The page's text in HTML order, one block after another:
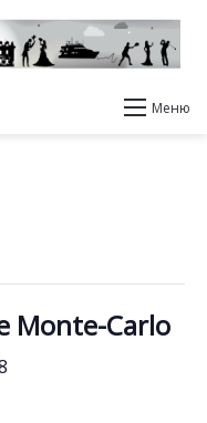
Меню
Monte-Carlo